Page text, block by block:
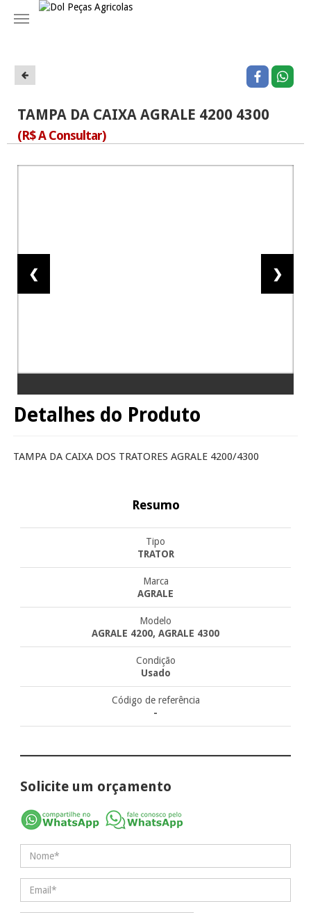
Navegação
TAMPA DA CAIXA AGRALE 4200 4300
(R$ A Consultar)
❮ ❯
Detalhes do Produto
TAMPA DA CAIXA DOS TRATORES AGRALE 4200/4300
Resumo
Tipo
TRATOR
Marca
AGRALE
Modelo
AGRALE 4200, AGRALE 4300
Condição
Usado
Código de referência
-
Solicite um orçamento